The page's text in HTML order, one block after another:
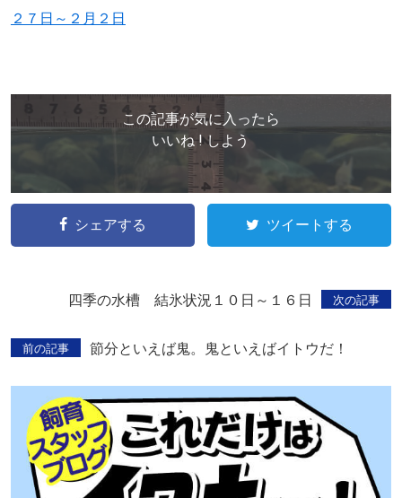
２７日～２月２日
この記事が気に入ったら
いいね ! しよう
シェアする ツイートする
次の記事
四季の水槽 結氷状況１０日～１６日
前の記事 節分といえば鬼。鬼といえばイトウだ！